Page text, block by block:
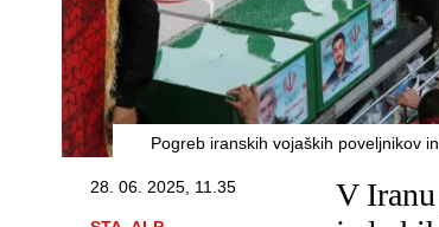
Pogreb iranskih vojaških poveljnikov
V
28. 06. 2025, 11.35